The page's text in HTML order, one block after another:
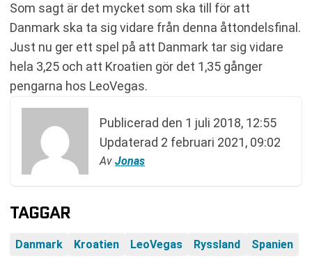
Som sagt är det mycket som ska till för att
Danmark ska ta sig vidare från denna åttondelsfinal.
Just nu ger ett spel på att Danmark tar sig vidare
hela 3,25 och att Kroatien gör det 1,35 gånger
pengarna hos LeoVegas.
Publicerad den 1 juli 2018, 12:55
Updaterad 2 februari 2021, 09:02
Av Jonas
TAGGAR
Danmark Kroatien LeoVegas Ryssland Spanien